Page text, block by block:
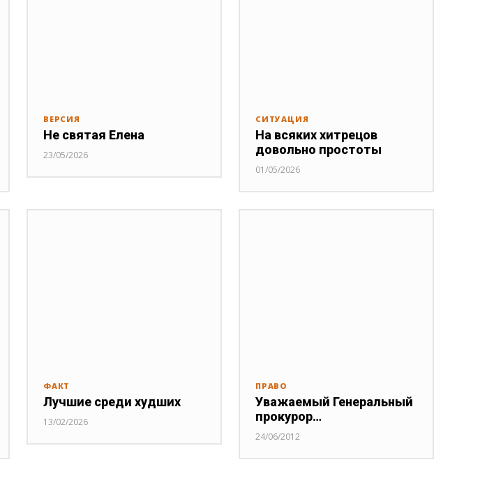
ВЕРСИЯ
Не святая Елена
23/05/2026
СИТУАЦИЯ
На всяких хитрецов
довольно простоты
01/05/2026
ФАКТ
Лучшие среди худших
13/02/2026
ПРАВО
Уважаемый Генеральный
прокурор…
24/06/2012